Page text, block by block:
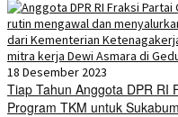
18 Desember 2023
Tiap Tahun Anggota DPR RI
Program TKM untuk